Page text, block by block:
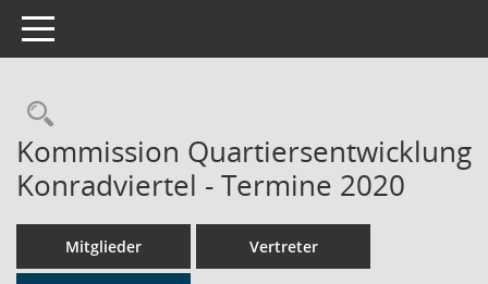
Toggle navigation
Rechercheauswahl
Kommission Quartiersentwicklung
Konradviertel - Termine 2020
Mitglieder Vertreter